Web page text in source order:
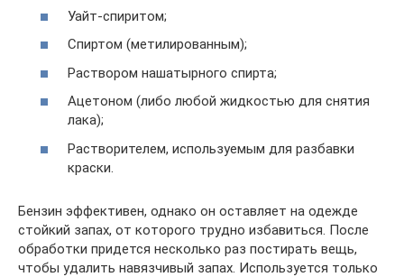
Уайт-спиритом;
Спиртом (метилированным);
Раствором нашатырного спирта;
Ацетоном (либо любой жидкостью для снятия
лака);
Растворителем, используемым для разбавки
краски.
Бензин эффективен, однако он оставляет на одежде
стойкий запах, от которого трудно избавиться. После
обработки придется несколько раз постирать вещь,
чтобы удалить навязчивый запах. Используется только